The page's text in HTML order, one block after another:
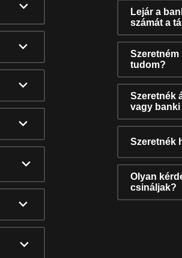
Lejár a
számát a
tudom?
Szeretnék
vagy
Szeretnék
Olyan
csináljak?